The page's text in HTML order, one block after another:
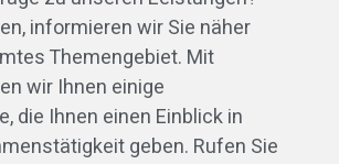
informieren wir Sie näher
Themengebiet. Mit
wir Ihnen einige
die Ihnen einen Einblick in
geben. Rufen Sie